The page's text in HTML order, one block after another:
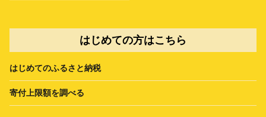
はじめての方はこちら
はじめてのふるさと納税
寄付上限額を調べる